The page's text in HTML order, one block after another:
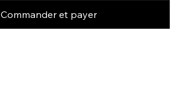
Commander et payer